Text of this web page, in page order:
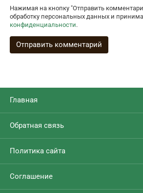
Нажимая на кнопку "Отправить
обработку персональных данных и
конфиденциальности.
Главная
Обратная связь
Политика сайта
Соглашение